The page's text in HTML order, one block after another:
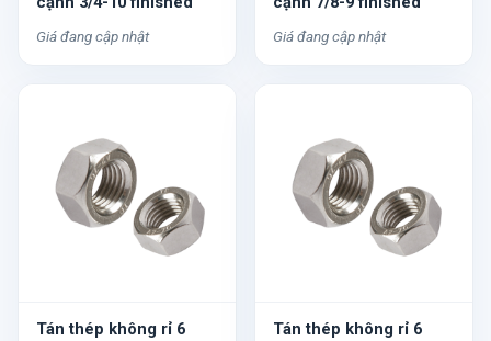
Giá đang cập nhật Giá đang cập nhật
Tán thép không rỉ 6
Tán thép không rỉ 6